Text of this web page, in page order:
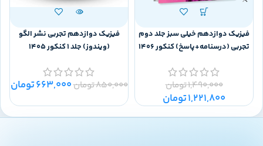
فیزیک دوازدهم خیلی سبز جلد دوم
تجربی (درسنامه+پاسخ) کنکور 1406
1,490,000تومان
1,221,800تومان
فیزیک دوازدهم تجربی نشر الگو
(ویندوز) جلد 1 کنکور 1405
850,000تومان663,000تومان